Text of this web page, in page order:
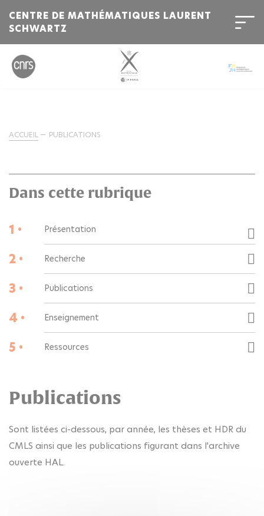
CENTRE DE MATHÉMATIQUES LAURENT
SCHWARTZ
ACCUEIL PUBLICATIONS
Dans cette rubrique
1 • Présentation
2 • Recherche
3 • Publications
4 • Enseignement
5 • Ressources
Publications
Sont listées ci-dessous, par année, les thèses et HDR du
CMLS ainsi que les publications figurant dans l'archive
ouverte HAL.